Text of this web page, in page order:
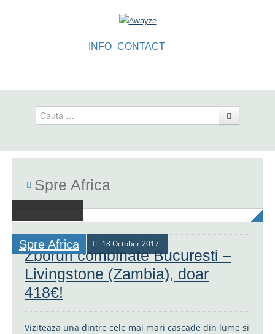
INFO CONTACT
Spre Africa
Spre Africa 18 October 2017
Zboruri combinate Bucuresti –
Livingstone (Zambia), doar
418€!
Viziteaza una dintre cele mai mari cascade din lume si